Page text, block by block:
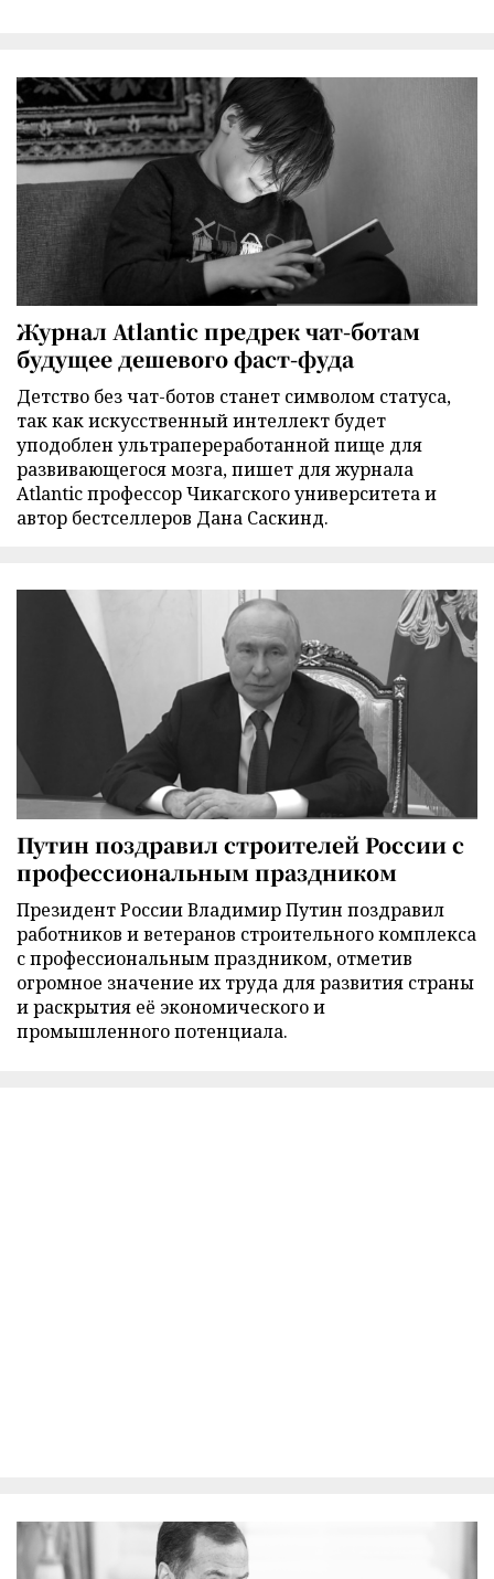
Журнал Atlantic предрек чат-ботам
будущее дешевого фаст-фуда
Детство без чат-ботов станет символом статуса,
так как искусственный интеллект будет
уподоблен ультрапереработанной пище для
развивающегося мозга, пишет для журнала
Atlantic профессор Чикагского университета и
автор бестселлеров Дана Саскинд.
Путин поздравил строителей России с
профессиональным праздником
Президент России Владимир Путин поздравил
работников и ветеранов строительного комплекса
с профессиональным праздником, отметив
огромное значение их труда для развития страны
и раскрытия её экономического и
промышленного потенциала.